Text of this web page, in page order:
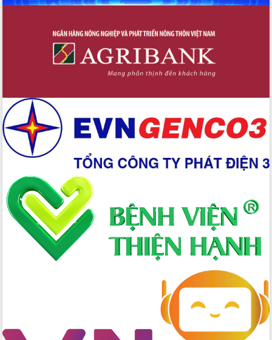
Chuyển đổi số 'mở đường' cho nông
nghiệp Đắk Lắk tăng trưởng bứt phá
Triển khai đồng bộ đo đạc, lập hồ sơ
địa chính, hoàn thiện cơ sở dữ liệu đất
trong hành trình chuyển đổi số tại Đắk
Đắk Lắk nâng cao hiệu quả công tác
Đảng từ Sổ tay đảng viên điện tử
Đắk Lắk đẩy mạnh nuôi biển công
nghệ, hướng tới phát triển thủy sản
bền vững
Tập huấn nâng cao năng lực triển khai
chuyển đổi số cho cán bộ, công chức
cấp xã
Đắk Lắk phát động hưởng ứng Ngày
Quyền của người tiêu dùng Việt Nam
Lương Văn Chánh năm 2026